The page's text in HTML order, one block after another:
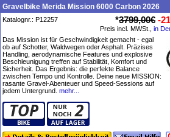
Gravelbike Merida Mission 6000 Carbon 2026
Katalognr.: P12257 *3799,00€ -
Preis incl. MWSt., in
Das Mission ist für Geschwindigkeit gemacht - egal
ob auf Schotter, Waldwegen oder Asphalt. Präzises
Handling, aerodynamische Features und explosive
Beschleunigung treffen auf Stabilität, Komfort und
Sicherheit. Das Ergebnis: die perfekte Balance
zwischen Tempo und Kontrolle. Deine neue MISSION:
rasante Gravel-Abenteuer und Speed-Sessions auf
jedem Untergrund. mehr...